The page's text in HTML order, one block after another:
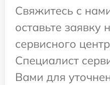
Свяжитесь с
оставьте заявку
сервисного
Специалист
Вами для